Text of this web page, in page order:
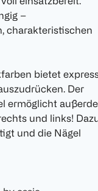
–
charakteristischen
bietet
Der
ermöglicht
und links!
und die Nägel